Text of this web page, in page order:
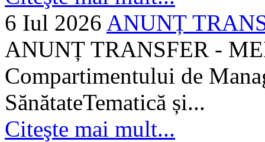
6 Iul 2026 ANUNȚ
ANUNȚ TRANSFER -
Compartimentului de
SănătateTematică și...
Citeşte mai mult...